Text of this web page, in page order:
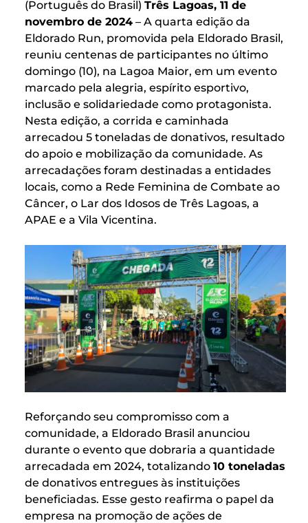
(Português do Brasil) Três Lagoas, 11 de
novembro de 2024 – A quarta edição da
Eldorado Run, promovida pela Eldorado Brasil,
reuniu centenas de participantes no último
domingo (10), na Lagoa Maior, em um evento
marcado pela alegria, espírito esportivo,
inclusão e solidariedade como protagonista.
Nesta edição, a corrida e caminhada
arrecadou 5 toneladas de donativos, resultado
do apoio e mobilização da comunidade. As
arrecadações foram destinadas a entidades
locais, como a Rede Feminina de Combate ao
Câncer, o Lar dos Idosos de Três Lagoas, a
APAE e a Vila Vicentina.
Reforçando seu compromisso com a
comunidade, a Eldorado Brasil anunciou
durante o evento que dobraria a quantidade
arrecadada em 2024, totalizando 10 toneladas
de donativos entregues às instituições
beneficiadas. Esse gesto reafirma o papel da
empresa na promoção de ações de